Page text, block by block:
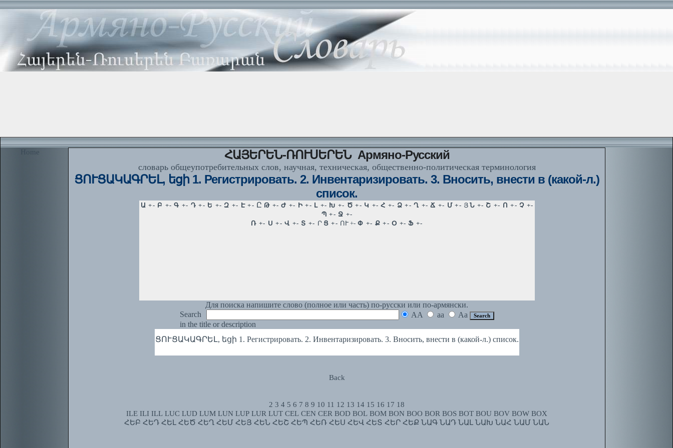
Home ՀԱՅԵՐԵՆ-ՌՈՒՍԵՐԵՆ Армяно-Русский
словарь общеупотребительных слов, научная, техническая, общественно-политическая терминология
ՑՈՒՑԱԿԱԳՐԵԼ, եցի 1. Регистрировать. 2. Инвентаризировать. 3. Вносить, внести в (какой-л.)
список.
Для поиска напишите слово (полное или часть) по-русски или по-армянски.
Search
AA aa
Aa
in the title or description
ՑՈՒՑԱԿԱԳՐԵԼ, եցի 1. Регистрировать. 2. Инвентаризировать. 3. Вносить, внести в (какой-л.) список.
Back
2 3 4 5 6 7 8 9 10 11 12 13 14 15 16 17 18
ILE ILI ILL LUC LUD LUM LUN LUP LUR LUT CEL CEN CER BOD BOL BOM BON BOO BOR BOS BOT BOU BOV BOW BOX
ՀԵԲ ՀԵԴ ՀԵԼ ՀԵԾ ՀԵՂ ՀԵՄ ՀԵՅ ՀԵՆ ՀԵՇ ՀԵՊ ՀԵՌ ՀԵՍ ՀԵՎ ՀԵՏ ՀԵՐ ՀԵՔ ՆԱԳ ՆԱԴ ՆԱԼ ՆԱԽ ՆԱՀ ՆԱՄ ՆԱՆ